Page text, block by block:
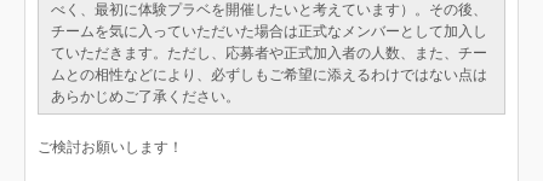
べく、最初に体験プラベを開催したいと考えています）。その後、
チームを気に入っていただいた場合は正式なメンバーとして加入し
ていただきます。ただし、応募者や正式加入者の人数、また、チー
ムとの相性などにより、必ずしもご希望に添えるわけではない点は
あらかじめご了承ください。
ご検討お願いします！